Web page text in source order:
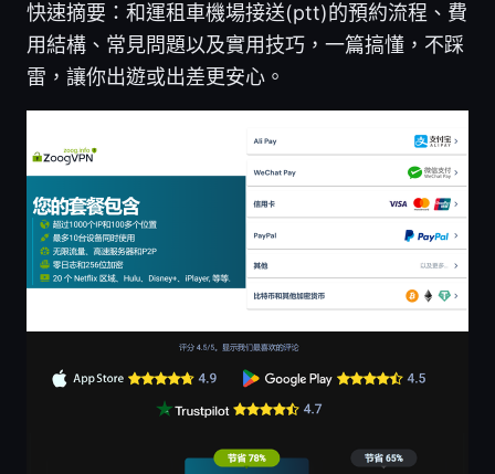
快速摘要：和運租車機場接送(ptt)的預約流程、費
用結構、常見問題以及實用技巧，一篇搞懂，不踩
雷，讓你出遊或出差更安心。